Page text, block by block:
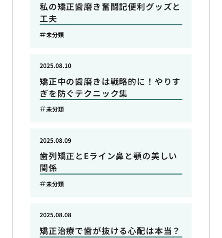
私の矯正歯磨き奮闘記便利グッズと
工夫
未分類
矯正中の歯磨きは戦略的に！やりす
ぎを防ぐテクニック集
2025.08.10
未分類
歯列矯正とEライン鼻と顎の美しい
関係
2025.08.09
未分類
矯正治療で歯が抜ける心配は本当？
2025.08.08